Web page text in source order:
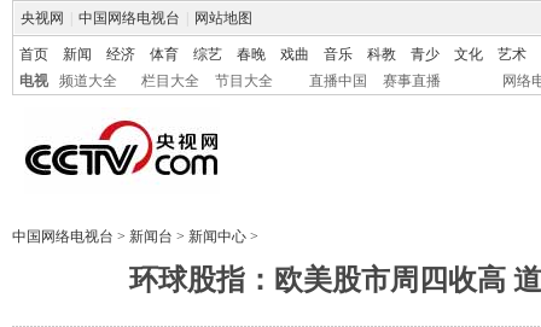
央视网 中国网络电视台 网站地图
首页 新闻 经济 体育 综艺 春晚 戏曲 音乐 科教 青少 文化
艺术
电视
频道大全 栏目大全 节目大全 直播中国 赛事直播 网络
中国网络电视台 > 新闻台 > 新闻中心 >
环球股指：欧美股市周四收高